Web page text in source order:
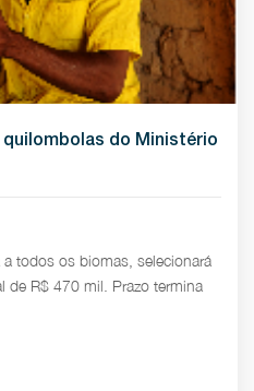
do Ministério
todos os biomas, selecionará
de R$ 470 mil. Prazo termina